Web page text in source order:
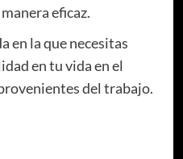
eficaz.
en la que necesitas
en tu vida en el
del trabajo.